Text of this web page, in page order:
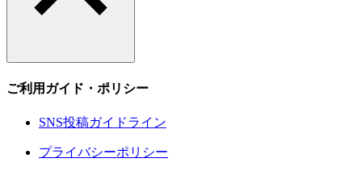
ご利用ガイド・ポリシー
SNS投稿ガイドライン
プライバシーポリシー